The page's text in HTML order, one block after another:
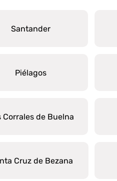
Santander
Piélagos
Corrales de Buelna
Cruz de Bezana